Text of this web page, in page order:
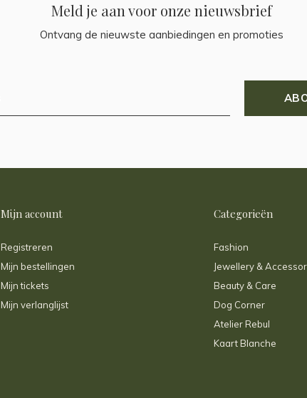
Meld je aan voor onze nieuwsbrief
Ontvang de nieuwste aanbiedingen en promoties
Mijn account
Registreren
Mijn bestellingen
Mijn tickets
Mijn verlanglijst
Categorieën
Fashion
Jewellery &
Beauty & Care
Dog Corner
Atelier Rebul
Kaart Blanche